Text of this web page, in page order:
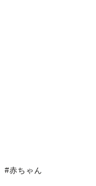
#赤ちゃん